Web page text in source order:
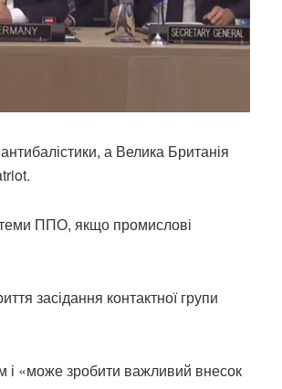
а Велика Британія
ППО, якщо промислові
засідання контактної групи
і «може зробити важливий внесок